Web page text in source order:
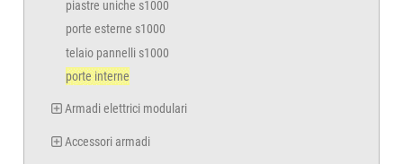
piastre uniche s1000
porte esterne s1000
telaio pannelli s1000
porte interne
Armadi elettrici modulari
Accessori armadi